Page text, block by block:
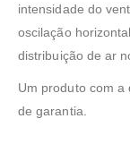
intensidade do
oscilação
distribuição de ar
Um produto com a
de garantia.